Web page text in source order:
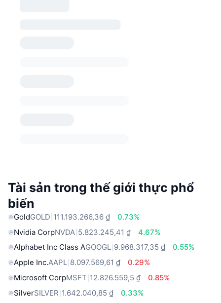
Tài sản trong thế giới thực phổ
biến
GoldGOLD 111.193.266,36 ₫
0.73%
Nvidia CorpNVDA 5.823.245,41 ₫
4.67%
Alphabet Inc Class AGOOGL 9.968.317,35 ₫
0.55%
Apple Inc.AAPL 8.097.569,61 ₫
0.29%
Microsoft CorpMSFT 12.826.559,5 ₫
0.85%
SilverSILVER 1.642.040,85 ₫
0.33%